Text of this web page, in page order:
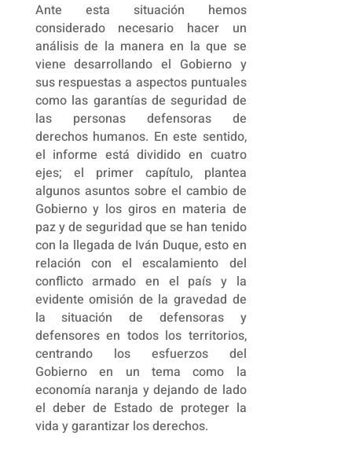
Ante esta situación hemos
considerado necesario hacer un
análisis de la manera en la que se
viene desarrollando el Gobierno y
sus respuestas a aspectos puntuales
como las garantías de seguridad de
las personas defensoras de
derechos humanos. En este sentido,
el informe está dividido en cuatro
ejes; el primer capítulo, plantea
algunos asuntos sobre el cambio de
Gobierno y los giros en materia de
paz y de seguridad que se han tenido
con la llegada de Iván Duque, esto en
relación con el escalamiento del
conflicto armado en el país y la
evidente omisión de la gravedad de
la situación de defensoras y
defensores en todos los territorios,
centrando los esfuerzos del
Gobierno en un tema como la
economía naranja y dejando de lado
el deber de Estado de proteger la
vida y garantizar los derechos.